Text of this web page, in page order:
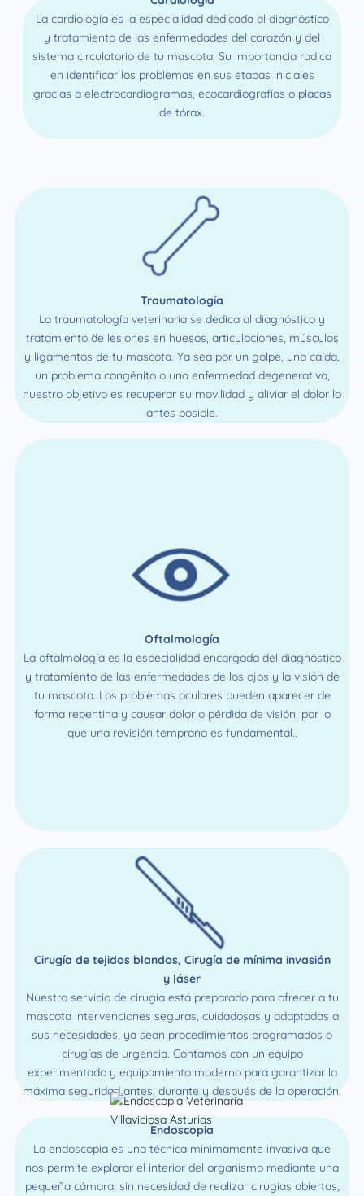
La cardiología es la especialidad dedicada al diagnóstico
y tratamiento de las enfermedades del corazón y del
sistema circulatorio de tu mascota. Su importancia radica
en identificar los problemas en sus etapas iniciales
gracias a electrocardiogramas, ecocardiografías o placas
de tórax.
Traumatología
La traumatología veterinaria se dedica al diagnóstico y
tratamiento de lesiones en huesos, articulaciones, músculos
y ligamentos de tu mascota. Ya sea por un golpe, una caída,
un problema congénito o una enfermedad degenerativa,
nuestro objetivo es recuperar su movilidad y aliviar el dolor lo
antes posible.
Oftalmología
La oftalmología es la especialidad encargada del diagnóstico
y tratamiento de las enfermedades de los ojos y la visión de
tu mascota. Los problemas oculares pueden aparecer de
forma repentina y causar dolor o pérdida de visión, por lo
que una revisión temprana es fundamental..
Cirugía de tejidos blandos, Cirugía de mínima invasión
y láser
Nuestro servicio de cirugía está preparado para ofrecer a tu
mascota intervenciones seguras, cuidadosas y adaptadas a
sus necesidades, ya sean procedimientos programados o
cirugías de urgencia. Contamos con un equipo
experimentado y equipamiento moderno para garantizar la
máxima seguridad antes, durante y después de la operación.
Endoscopia
La endoscopia es una técnica mínimamente invasiva que
nos permite explorar el interior del organismo mediante una
pequeña cámara, sin necesidad de realizar cirugías abiertas,